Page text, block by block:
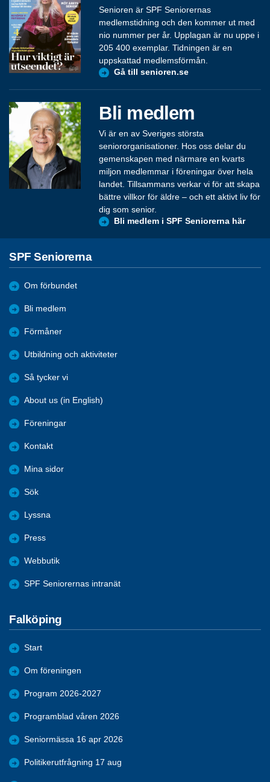
Senioren är SPF Seniorernas
medlemstidning och den kommer ut med
nio nummer per år. Upplagan är nu uppe i
205 400 exemplar. Tidningen är en
uppskattad medlemsförmån.
Gå till senioren.se
Bli medlem
Vi är en av Sveriges största
seniororganisationer. Hos oss delar du
gemenskapen med närmare en kvarts
miljon medlemmar i föreningar över hela
landet. Tillsammans verkar vi för att skapa
bättre villkor för äldre – och ett aktivt liv för
dig som senior.
Bli medlem i SPF Seniorerna här
SPF Seniorerna
Om förbundet
Bli medlem
Förmåner
Utbildning och aktiviteter
Så tycker vi
About us (in English)
Föreningar
Kontakt
Mina sidor
Sök
Lyssna
Press
Webbutik
SPF Seniorernas intranät
Falköping
Start
Om föreningen
Program 2026-2027
Programblad våren 2026
Seniormässa 16 apr 2026
Politikerutfrågning 17 aug